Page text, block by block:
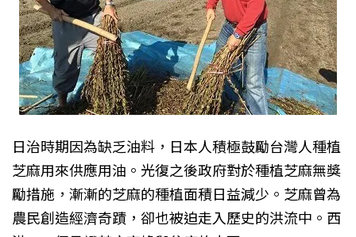
日治時期因為缺乏油料，日本人積極鼓勵台灣人種植
芝麻用來供應用油。光復之後政府對於種植芝麻無獎
勵措施，漸漸的芝麻的種植面積日益減少。 芝麻曾為
農民創造經濟奇蹟，卻也被迫走入歷史的洪流中。西